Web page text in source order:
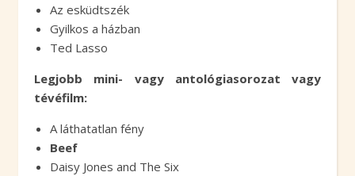
Az esküdtszék
Gyilkos a házban
Ted Lasso
Legjobb mini- vagy antológiasorozat vagy
tévéfilm:
A láthatatlan fény
Beef
Daisy Jones and The Six